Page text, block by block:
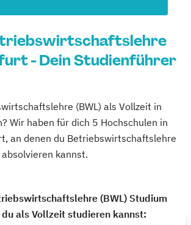
- Dein Studienführer
(BWL) als Vollzeit in
Wir haben für dich 5 Hochschulen in
an denen du Betriebswirtschaftslehre
kannst.
(BWL) Studium
als Vollzeit studieren kannst: